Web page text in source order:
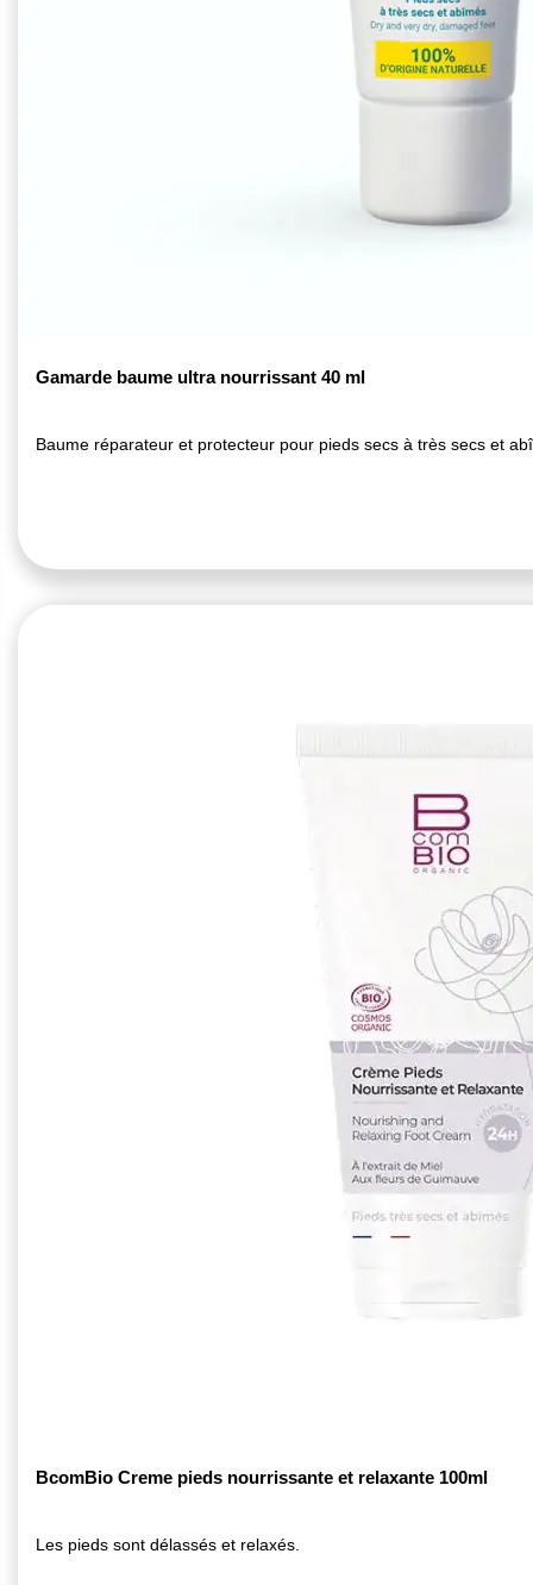
Gamarde baume ultra nourrissant 40 ml
Baume réparateur et protecteur pour pieds secs à très secs et
BcomBio Creme pieds nourrissante et relaxante 100ml
Les pieds sont délassés et relaxés.